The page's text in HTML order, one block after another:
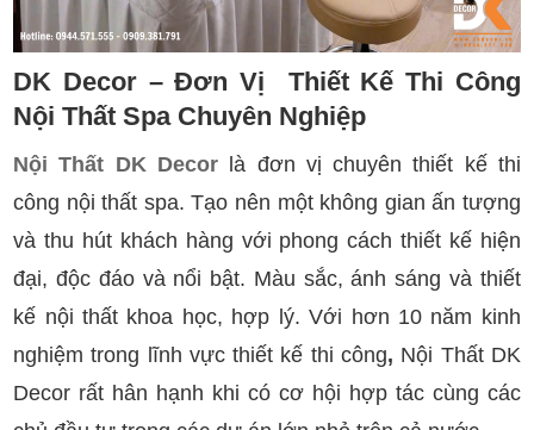
DK Decor – Đơn Vị Thiết Kế Thi Công
Nội Thất Spa Chuyên Nghiệp
Nội Thất DK Decorlà đơn vị chuyên thiết kế thi
công nội thất spa. Tạo nên một không gian ấn tượng
và thu hút khách hàng với phong cách thiết kế hiện
đại, độc đáo và nổi bật. Màu sắc, ánh sáng và thiết
kế nội thất khoa học, hợp lý. Với hơn 10 năm kinh
nghiệm trong lĩnh vực thiết kế thi công, Nội Thất DK
Decor rất hân hạnh khi có cơ hội hợp tác cùng các